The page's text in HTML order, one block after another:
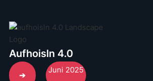
Aufhoisln 4.0
➔
Juni 2025